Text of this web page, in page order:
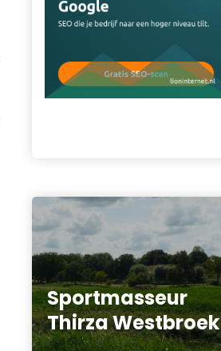
Sportmasseur
Thirza Westbroek